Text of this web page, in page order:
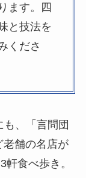
ます。四
と技法を
くださ
も、「言問団
老舗の名店が
食べ歩き。